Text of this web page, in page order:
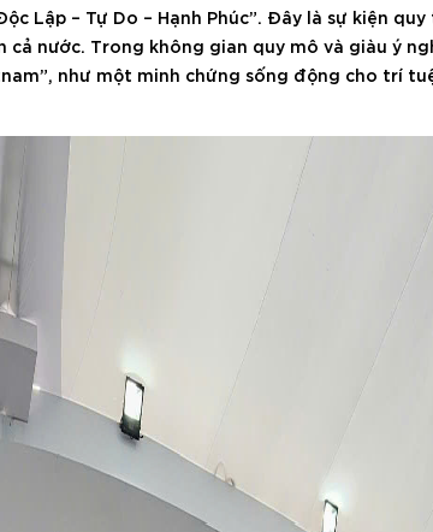
Lập – Tự Do – Hạnh Phúc”. Đây là sự kiện quy
nước. Trong không gian quy mô và giàu ý
như một minh chứng sống động cho trí